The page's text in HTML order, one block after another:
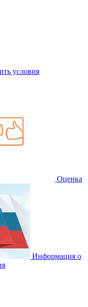
условия
Оценка
Информация о